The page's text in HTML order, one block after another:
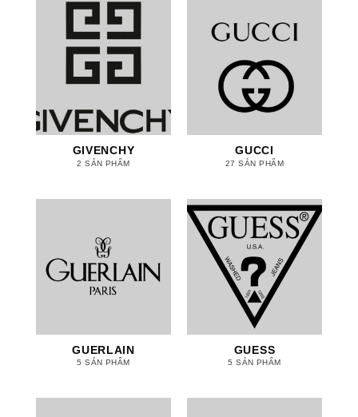
GIVENCHY
2 SẢN PHẨM
GUCCI
27 SẢN PHẨM
GUERLAIN
5 SẢN PHẨM
GUESS
5 SẢN PHẨM